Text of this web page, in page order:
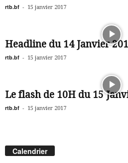
rtb.bf - 15 janvier 2017
Headline du 14 Janvier
rtb.bf - 15 janvier 2017
Le flash de 10H du 15
rtb.bf - 15 janvier 2017
Calendrier